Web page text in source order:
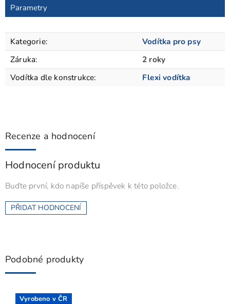
Parametry
Kategorie:
Vodítka pro psy
Záruka:
2 roky
Vodítka dle konstrukce: Flexi vodítka
Recenze a hodnocení
Hodnocení produktu
Buďte první, kdo napíše příspěvek k této položce.
PŘIDAT HODNOCENÍ
Podobné produkty
Vyrobeno v ČR